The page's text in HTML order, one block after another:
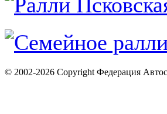
© 2002-2026 Copyright Федерация